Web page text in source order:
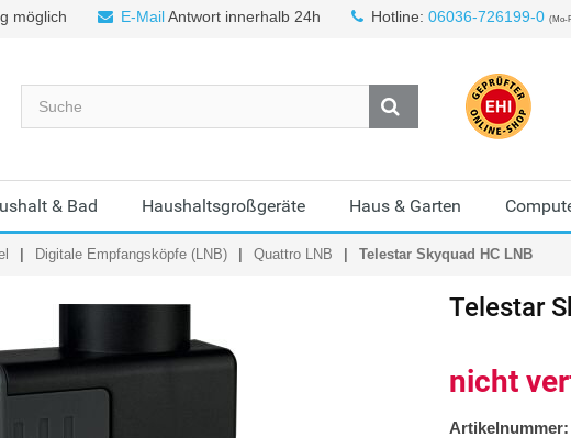
möglich E-MailAntwort innerhalb 24h Hotline: 06036-726199-0 (Mo-
& Bad Haushaltsgroßgeräte Haus & Garten
Digitale Empfangsköpfe (LNB) Quattro LNB Telestar Skyquad HC LNB
Telestar
nicht
Artikelnummer: